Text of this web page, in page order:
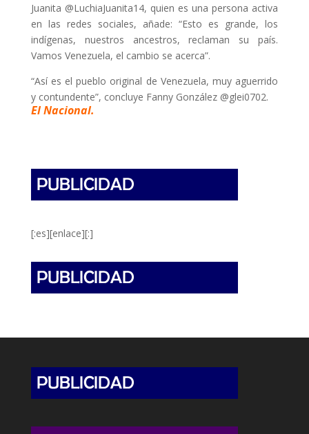
Juanita @LuchiaJuanita14, quien es una persona activa
en las redes sociales, añade: “Esto es grande, los
indígenas, nuestros ancestros, reclaman su país.
Vamos Venezuela, el cambio se acerca”.
“Así es el pueblo original de Venezuela, muy aguerrido
y contundente”, concluye Fanny González @glei0702.
El Nacional.
[:es][enlace][:]